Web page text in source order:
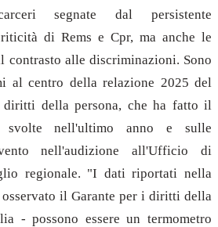
segnate dal persistente
di Rems e Cpr, ma anche le
alle discriminazioni. Sono
al centro della relazione 2025 del
diritti della persona, che ha fatto il
nell'ultimo anno e sulle
nell'audizione all'Ufficio di
regionale. "I dati riportati nella
il Garante per i diritti della
- possono essere un termometro